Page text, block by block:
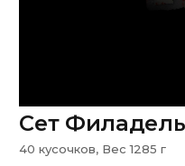
Сет
40 кусочков, Вес 1285 г